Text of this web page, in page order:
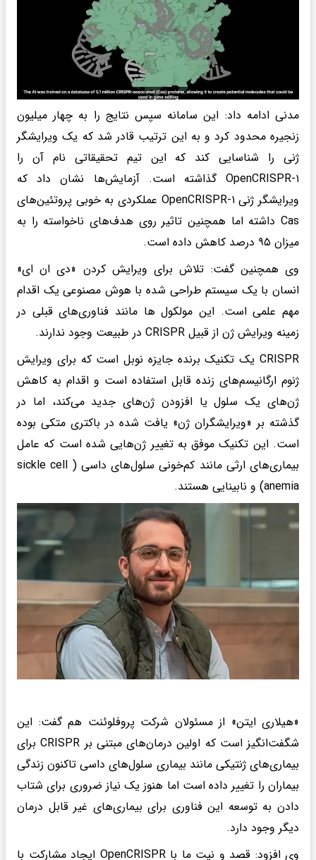
مدنی ادامه داد: این سامانه سپس نتایج را به چهار میلیون
زنجیره محدود کرد و به این ترتیب قادر شد که یک ویرایشگر
ژنی را شناسایی کند که این تیم تحقیقاتی نام آن را
OpenCRISPR-۱ گذاشته است. آزمایش‌ها نشان داد که
ویرایشگر ژنی OpenCRISPR-۱ عملکردی به خوبی پروتئین‌های
Cas داشته اما همچنین تاثیر روی هدف‌های ناخواسته را به
میزان ۹۵ درصد کاهش داده است.
وی همچنین گفت: تلاش برای ویرایش کردن «دی ان ای»
انسان با یک سیستم طراحی شده با هوش مصنوعی یک اقدام
مهم علمی است. این مولکول ها مانند فناوری‌های قبلی در
زمینه ویرایش ژن از قبیل CRISPR در طبیعت وجود ندارند.
CRISPR یک تکنیک برنده جایزه نوبل است که برای ویرایش
ژنوم ارگانیسم‌های زنده قابل استفاده است و اقدام به کاهش
ژن‌های یک سلول یا افزودن ژن‌های جدید می‌کند، اما در
گذشته بر «ویرایشگران ژن» یافت شده در باکتری متکی بوده
است. این تکنیک موفق به تغییر ژن‌هایی شده است که عامل
بیماری‌های ارثی مانند کم‌خونی سلول‌های داسی ( sickle cell
anemia) و نابینایی هستند.
«هیلاری ایتن» از مسئولان شرکت پروفلوئنت هم گفت: این
شگفت‌انگیز است که اولین درمان‌های مبتنی بر CRISPR برای
بیماری‌های ژنتیکی مانند بیماری سلول‌های داسی تاکنون زندگی
بیماران را تغییر داده است اما هنوز یک نیاز ضروری برای شتاب
دادن به توسعه این فناوری برای بیماری‌های غیر قابل درمان
دیگر وجود دارد.
وی افزود: قصد و نیت ما با OpenCRISPR ایجاد مشارکت با